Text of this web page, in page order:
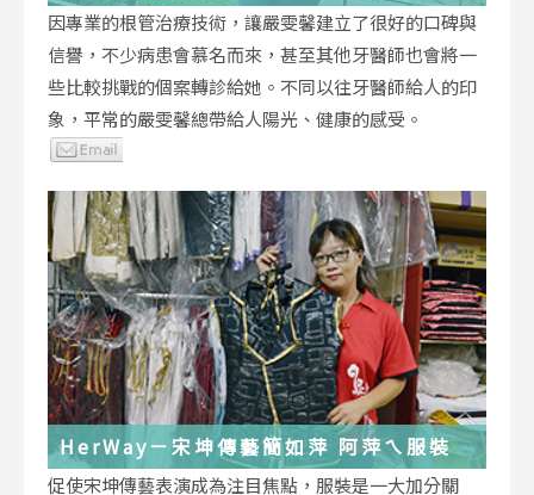
小確幸
因專業的根管治療技術，讓嚴雯馨建立了很好的口碑與
信譽，不少病患會慕名而來，甚至其他牙醫師也會將一
些比較挑戰的個案轉診給她。不同以往牙醫師給人的印
象，平常的嚴雯馨總帶給人陽光、健康的感受。
HerWay－宋坤傳藝簡如萍 阿萍ㄟ服裝
促使宋坤傳藝表演成為注目焦點，服裝是一大加分關